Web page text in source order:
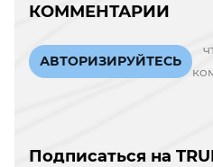
КОММЕНТАРИИ
АВТОРИЗИРУЙТЕСЬ
Подписаться на